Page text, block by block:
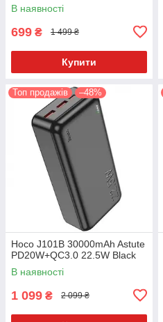
В наявності
699 ₴ 1 499 ₴
Купити
Топ продажів –48%
Hoco J101B 30000mAh Astute
PD20W+QC3.0 22.5W Black
В наявності
1 099 ₴ 2 099 ₴